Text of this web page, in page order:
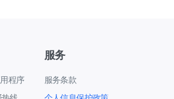
程序
服务
服务条款